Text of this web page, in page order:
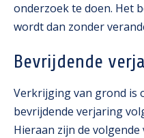
onderzoek te doen. Het
wordt dan zonder
Bevrijdende
Verkrijging van grond is
bevrijdende verjaring
Hieraan zijn de